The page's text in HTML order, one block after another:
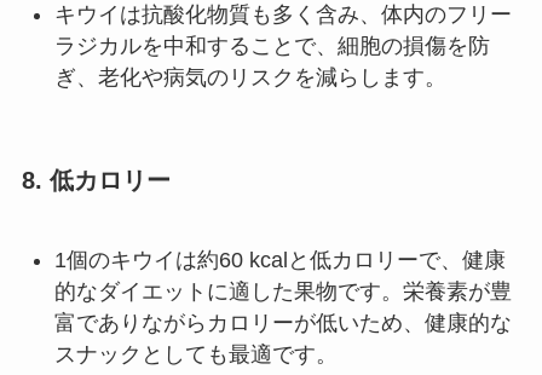
キウイは抗酸化物質も多く含み、体内のフリー
ラジカルを中和することで、細胞の損傷を防
ぎ、老化や病気のリスクを減らします。
8. 低カロリー
1個のキウイは約60 kcalと低カロリーで、健康
的なダイエットに適した果物です。栄養素が豊
富でありながらカロリーが低いため、健康的な
スナックとしても最適です。